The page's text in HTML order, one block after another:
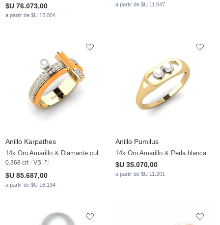
$U 76.073,00
a partir de $U 15.004
a partir de $U 11.047
Anillo Karpathes
14k Oro Amarillo & Diamante cultivado en laboratorio & Perla blanca
0.368 crt - VS
$U 85.687,00
a partir de $U 16.134
Anillo Pumilus
14k Oro Amarillo & Perla blanca
$U 35.070,00
a partir de $U 11.201